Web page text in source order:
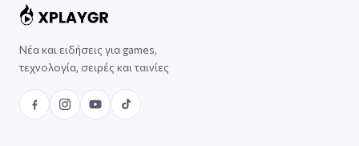
Νέα και ειδήσεις για games,
τεχνολογία, σειρές και ταινίες